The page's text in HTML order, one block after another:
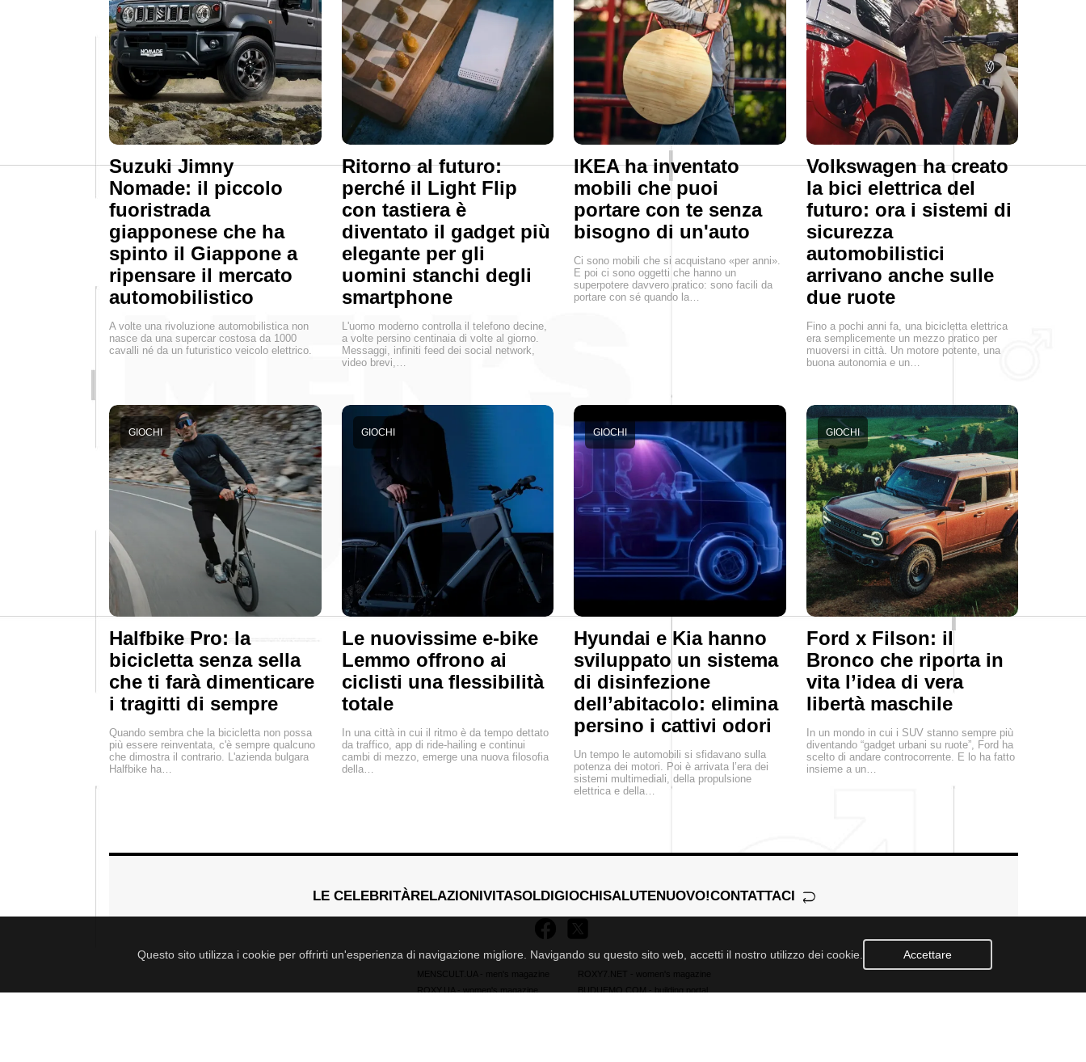
Suzuki Jimny
Nomade: il piccolo
fuoristrada
giapponese che ha
spinto il Giappone a
ripensare il mercato
automobilistico
A volte una rivoluzione automobilistica non
nasce da una supercar costosa da 1000
cavalli né da un futuristico veicolo elettrico.
Ritorno al futuro:
perché il Light Flip
con tastiera è
diventato il gadget più
elegante per gli
uomini stanchi degli
smartphone
L'uomo moderno controlla il telefono decine,
a volte persino centinaia di volte al giorno.
Messaggi, infiniti feed dei social network,
video brevi,…
IKEA ha inventato
mobili che puoi
portare con te senza
bisogno di un'auto
Ci sono mobili che si acquistano «per anni».
E poi ci sono oggetti che hanno un
superpotere davvero pratico: sono facili da
portare con sé quando la…
Volkswagen ha creato
la bici elettrica del
futuro: ora i sistemi di
sicurezza
automobilistici
arrivano anche sulle
due ruote
Fino a pochi anni fa, una bicicletta elettrica
era semplicemente un mezzo pratico per
muoversi in città. Un motore potente, una
buona autonomia e un…
Halfbike Pro: la
bicicletta senza sella
che ti farà dimenticare
i tragitti di sempre
GIOCHI
Quando sembra che la bicicletta non possa
più essere reinventata, c'è sempre qualcuno
che dimostra il contrario. L'azienda bulgara
Halfbike ha…
Le nuovissime e-bike
Lemmo offrono ai
ciclisti una flessibilità
totale
GIOCHI
In una città in cui il ritmo è da tempo dettato
da traffico, app di ride-hailing e continui
cambi di mezzo, emerge una nuova filosofia
della…
Hyundai e Kia hanno
sviluppato un sistema
di disinfezione
dell’abitacolo: elimina
persino i cattivi odori
GIOCHI
Un tempo le automobili si sfidavano sulla
potenza dei motori. Poi è arrivata l’era dei
sistemi multimediali, della propulsione
elettrica e della…
Ford x Filson: il
Bronco che riporta in
vita l’idea di vera
libertà maschile
GIOCHI
In un mondo in cui i SUV stanno sempre più
diventando “gadget urbani su ruote”, Ford ha
scelto di andare controcorrente. E lo ha fatto
insieme a un…
LE CELEBRITÀRELAZIONIVITASOLDIGIOCHISALUTENUOVO!CONTATTACI
MENSCULT.UA
- men's magazine
ROXY.UA
- women's magazine
ROXY7.NET
- women's magazine
BUDUEMO.COM
- building portal
Questo sito utilizza i cookie per offrirti un'esperienza di navigazione migliore. Navigando su questo sito web, accetti il nostro utilizzo dei cookie. Accettare